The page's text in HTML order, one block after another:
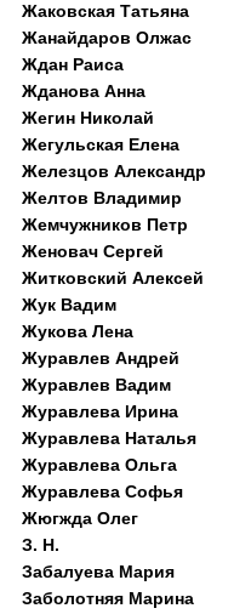
Жаковская Татьяна
Жанайдаров Олжас
Ждан Раиса
Жданова Анна
Жегин Николай
Жегульская Елена
Железцов Александр
Желтов Владимир
Жемчужников Петр
Женовач Сергей
Житковский Алексей
Жук Вадим
Жукова Лена
Журавлев Андрей
Журавлев Вадим
Журавлева Ирина
Журавлева Наталья
Журавлева Ольга
Журавлева Софья
Жюгжда Олег
З. Н.
Забалуева Мария
Заболотняя Марина